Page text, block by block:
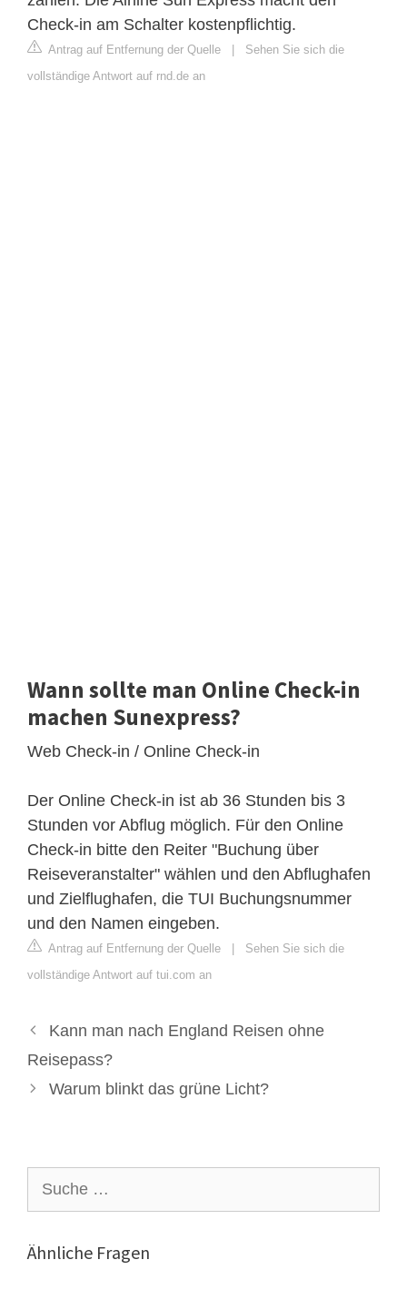
Check-in am Schalter kostenpflichtig.
Antrag auf Entfernung der Quelle | Sehen Sie sich die
vollständige Antwort auf rnd.de an
Wann sollte man Online Check-in
machen Sunexpress?
Web Check-in / Online Check-in
Der Online Check-in ist ab 36 Stunden bis 3
Stunden vor Abflug möglich. Für den Online
Check-in bitte den Reiter "Buchung über
Reiseveranstalter" wählen und den Abflughafen
und Zielflughafen, die TUI Buchungsnummer
und den Namen eingeben.
Antrag auf Entfernung der Quelle | Sehen Sie sich die
vollständige Antwort auf tui.com an
Kann man nach England Reisen ohne
Reisepass?
Warum blinkt das grüne Licht?
nach:
Ähnliche Fragen